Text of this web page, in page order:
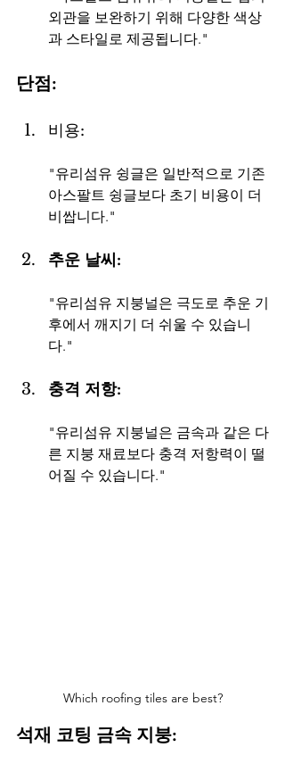
외관을 보완하기 위해 다양한 색상
과 스타일로 제공됩니다."
단점:
비용:
"유리섬유 슁글은 일반적으로 기존
아스팔트 슁글보다 초기 비용이 더
비쌉니다."
추운 날씨:
"유리섬유 지붕널은 극도로 추운 기
후에서 깨지기 더 쉬울 수 있습니
다."
충격 저항:
"유리섬유 지붕널은 금속과 같은 다
른 지붕 재료보다 충격 저항력이 떨
어질 수 있습니다."
Which roofing tiles are best?
석재 코팅 금속 지붕: